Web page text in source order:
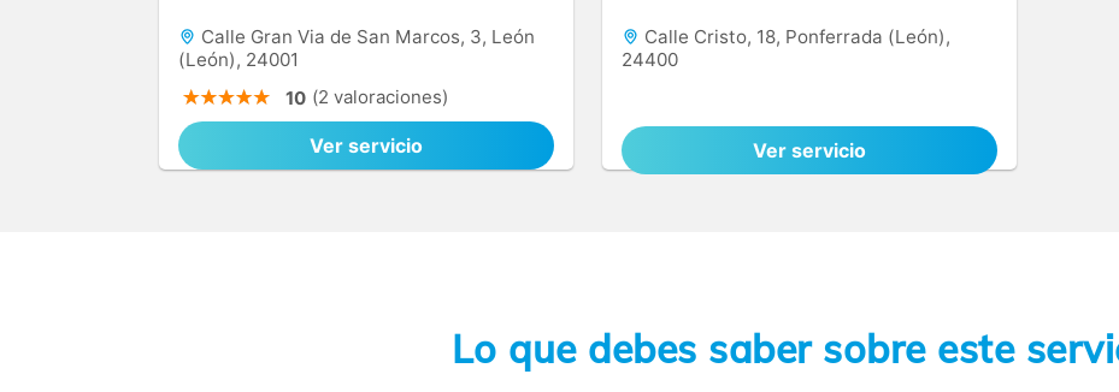
Calle Gran Via de San Marcos, 3, León
(León), 24001
10 (2 valoraciones)
Ver servicio
Calle Cristo, 18, Ponferrada (León),
24400
Ver servicio
Lo que debes saber sobre este